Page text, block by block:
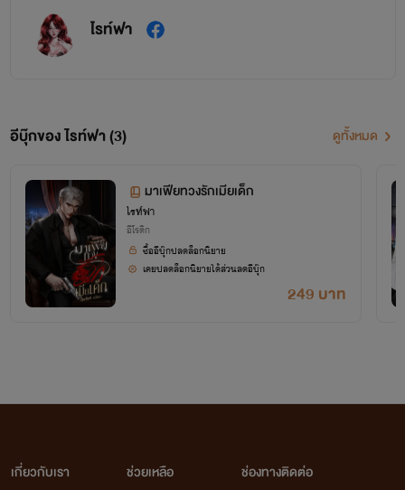
ไรท์ฟา
อีบุ๊กของ ไรท์ฟา (3) ดูทั้งหมด
มาเฟียทวงรักเมียเด็ก
ไรท์ฟา
อีโรติก
249 บาท
ซื้ออีบุ๊กปลดล็อกนิยาย
เคยปลดล็อกนิยายได้ส่วนลดอีบุ๊ก
เกี่ยวกับเรา
ช่วยเหลือ
ช่องทางติดต่อ